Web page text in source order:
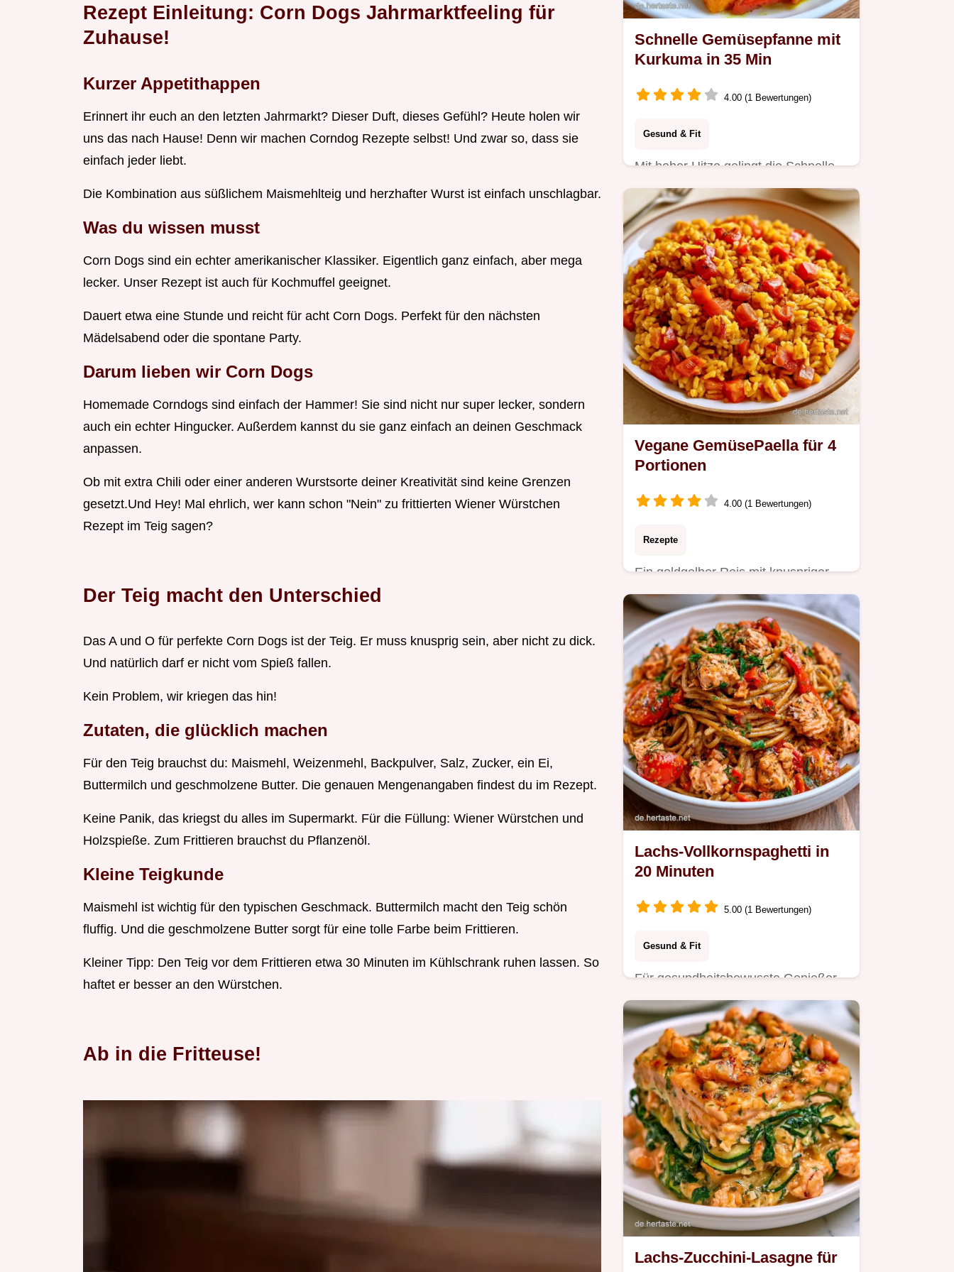
Rezept Einleitung: Corn Dogs Jahrmarktfeeling für
Zuhause!
Kurzer Appetithappen
Erinnert ihr euch an den letzten Jahrmarkt? Dieser Duft, dieses Gefühl? Heute holen wir
uns das nach Hause! Denn wir machen Corndog Rezepte selbst! Und zwar so, dass sie
einfach jeder liebt.
Die Kombination aus süßlichem Maismehlteig und herzhafter Wurst ist einfach unschlagbar.
Was du wissen musst
Corn Dogs sind ein echter amerikanischer Klassiker. Eigentlich ganz einfach, aber mega
lecker. Unser Rezept ist auch für Kochmuffel geeignet.
Dauert etwa eine Stunde und reicht für acht Corn Dogs. Perfekt für den nächsten
Mädelsabend oder die spontane Party.
Darum lieben wir Corn Dogs
Homemade Corndogs sind einfach der Hammer! Sie sind nicht nur super lecker, sondern
auch ein echter Hingucker. Außerdem kannst du sie ganz einfach an deinen Geschmack
anpassen.
Ob mit extra Chili oder einer anderen Wurstsorte deiner Kreativität sind keine Grenzen
gesetzt.Und Hey! Mal ehrlich, wer kann schon "Nein" zu frittierten Wiener Würstchen
Rezept im Teig sagen?
Der Teig macht den Unterschied
Das A und O für perfekte Corn Dogs ist der Teig. Er muss knusprig sein, aber nicht zu dick.
Und natürlich darf er nicht vom Spieß fallen.
Kein Problem, wir kriegen das hin!
Zutaten, die glücklich machen
Für den Teig brauchst du: Maismehl, Weizenmehl, Backpulver, Salz, Zucker, ein Ei,
Buttermilch und geschmolzene Butter. Die genauen Mengenangaben findest du im Rezept.
Keine Panik, das kriegst du alles im Supermarkt. Für die Füllung: Wiener Würstchen und
Holzspieße. Zum Frittieren brauchst du Pflanzenöl.
Kleine Teigkunde
Maismehl ist wichtig für den typischen Geschmack. Buttermilch macht den Teig schön
fluffig. Und die geschmolzene Butter sorgt für eine tolle Farbe beim Frittieren.
Kleiner Tipp: Den Teig vor dem Frittieren etwa 30 Minuten im Kühlschrank ruhen lassen. So
haftet er besser an den Würstchen.
Ab in die Fritteuse!
Schnelle Gemüsepfanne mit
Kurkuma in 35 Min
4.00 (1 Bewertungen)
Gesund & Fit
Mit hoher Hitze gelingt die Schnelle
Gemüsepfanne mit Kurkuma knackig.
Vegane GemüsePaella für 4
Portionen
4.00 (1 Bewertungen)
Rezepte
Ein goldgelber Reis mit knuspriger
Kruste macht diese Vegane
GemüsePaella zum Highlight.
Lachs-Vollkornspaghetti in
20 Minuten
5.00 (1 Bewertungen)
Gesund & Fit
Für gesundheitsbewusste Genießer
gibt es Lachs-Vollkornspaghetti.
Lachs-Zucchini-Lasagne für